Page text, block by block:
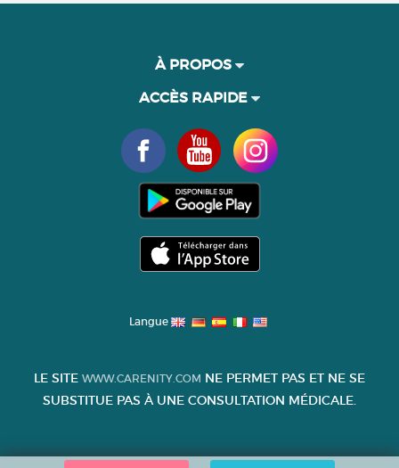
À PROPOS
ACCÈS RAPIDE
Langue
LE SITE WWW.CARENITY.COM NE PERMET PAS ET NE SE
SUBSTITUE PAS À UNE CONSULTATION MÉDICALE.